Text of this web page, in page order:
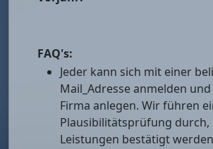
FAQ's:
Jeder kann sich mit einer
Mail_Adresse anmelden und
Firma anlegen. Wir führen
Plausibilitätsprüfung durch,
Leistungen bestätigt